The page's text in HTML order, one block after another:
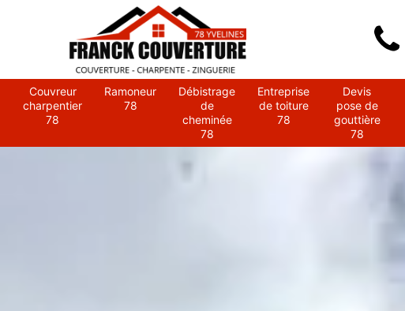
Couvreur
charpentier
78
Ramoneur
78
Débistrage
de
cheminée
78
Entreprise
de toiture
78
Devis
pose de
gouttière
78